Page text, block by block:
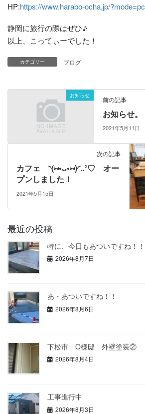
HP:https://www.harabo-ocha.jp/?mode=pc
静岡に旅行の際はぜひ♪
以上、こってぃーでした！
カテゴリー ブログ
お知らせ 前の記事
お知らせ。
2021年5月11日
次の記事
カフェ ◝(⑅•ᴗ•⑅)◜..°♡ オー
プンしました！
2021年5月15日
最近の投稿
特に、今日もあついですね！！
2026年8月7日
あ・あついですね！！
2026年8月6日
下松市 O様邸 外壁塗装②
2026年8月4日
工事進行中
2026年8月3日